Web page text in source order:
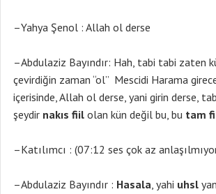
–Yahya Şenol : Allah ol derse
–Abdulaziz Bayındır: Hah, tabi tabi zaten
çevirdiğin zaman “ol” Mescidi Harama
içerisinde, Allah ol derse, yani girin derse,
şeydir nakıs fiil olan kün değil bu, bu tam
–Katılımcı : (07:12 ses çok az
–Abdulaziz Bayındır : Hasala, yahi uhsl